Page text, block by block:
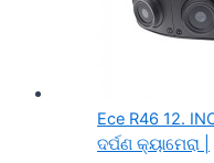
Ece R46 12.
ଦର୍ପଣ କ୍ୟାମେରା |